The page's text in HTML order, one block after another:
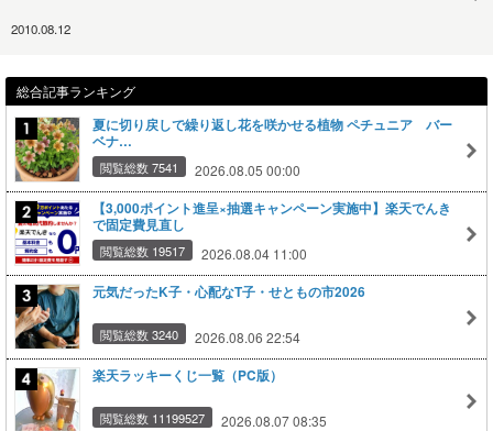
2010.08.12
総合記事ランキング
夏に切り戻しで繰り返し花を咲かせる植物 ペチュニア バー
ベナ…
閲覧総数 7541 2026.08.05 00:00
【3,000ポイント進呈×抽選キャンペーン実施中】楽天でんき
で固定費見直し
閲覧総数 19517 2026.08.04 11:00
元気だったK子・心配なT子・せともの市2026
閲覧総数 3240 2026.08.06 22:54
楽天ラッキーくじ一覧（PC版）
閲覧総数 11199527 2026.08.07 08:35